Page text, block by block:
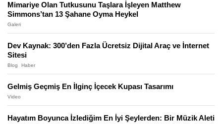
Mimariye Olan Tutkusunu Taşlara İşleyen Matthew
Simmons’tan 13 Şahane Oyma Heykel
Galeri
Dev Kaynak: 300’den Fazla Ücretsiz Dijital Araç ve İnternet
Sitesi
Blog Haber
Gelmiş Geçmiş En İlginç İçecek Kupası Tasarımı
Video
Hayatım Boyunca İzlediğim En İyi Şeylerden: Bir Müzik Aleti